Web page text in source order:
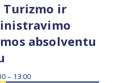
Turizmo ir
absolventu
– 13:00